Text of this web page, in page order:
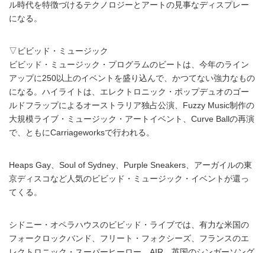
ル時代を特徴づけるテクノロジーとアートの見事なディスプレー
になる。
▽ビビッド・ミュージック
ビビッド・ミュージック・プログラムのビートは、今年のライン
アップに250以上のイベントを盛り込んで、かつてない強力なもの
になる。ハイライトは、エレクトロニック・ポップデュオのゴー
ルドフラップによるオーストラリア独占公演、Fuzzy Music制作の
大規模ライブ・ミュージック・アートイベント、Curve Ballの再演
で、ともにCarriageworksで行われる。
Heaps Gay、Soul of Sydney、Purple Sneakers、アーガイルの東
京ディスコなど人気のビビッド・ミュージック・イベントが還っ
てくる。
シドニー・オペラハウスのビビッド・ライブでは、有力な米国の
フォークロックバンド、フリート・フォクシーズ、フランスのエ